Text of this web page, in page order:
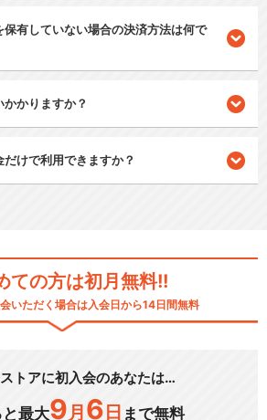
保有していない場合の決済方法は何で
かりますか？
けで利用できますか？
ての方は初月無料!!
いただく場合は入会日から14日間無料
トアに初入会のあなたは…
最大9 月 6 日 まで無料